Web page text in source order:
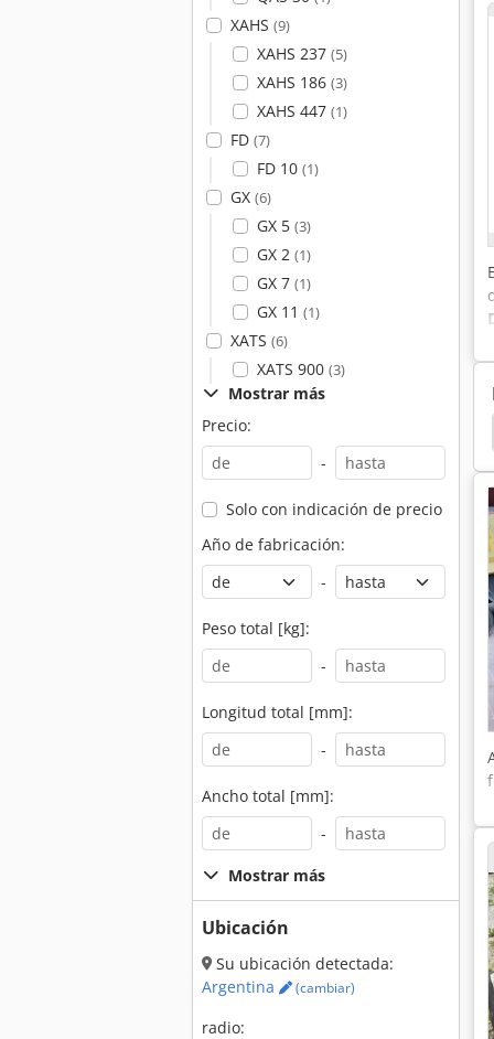
XAHS (9)
XAHS 237 (5)
XAHS 186 (3)
XAHS 447 (1)
FD (7)
FD 10 (1)
GX (6)
GX 5 (3)
GX 2 (1)
GX 7 (1)
GX 11 (1)
XATS (6)
XATS 900 (3)
Mostrar más
Precio:
-
Solo con indicación de precio
Año de fabricación:
-
Peso total [kg]:
-
Longitud total [mm]:
-
Ancho total [mm]:
-
Mostrar más
Ubicación
Su ubicación detectada:
Argentina
(cambiar)
radio:
Msk De Compresor De Tornillo